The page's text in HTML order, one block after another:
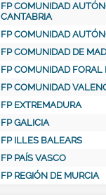
FP COMUNIDAD
CANTABRIA
FP COMUNIDAD
FP COMUNIDAD DE
FP COMUNIDAD FORAL
FP COMUNIDAD
FP EXTREMADURA
FP GALICIA
FP ILLES BALEARS
FP PAÍS VASCO
FP REGIÓN DE MURCIA